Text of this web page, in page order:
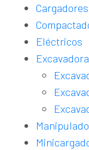
Cargadores
Eléctricos